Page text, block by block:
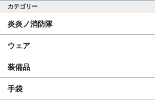
カテゴリー
炎炎ノ消防隊
ウェア
装備品
手袋